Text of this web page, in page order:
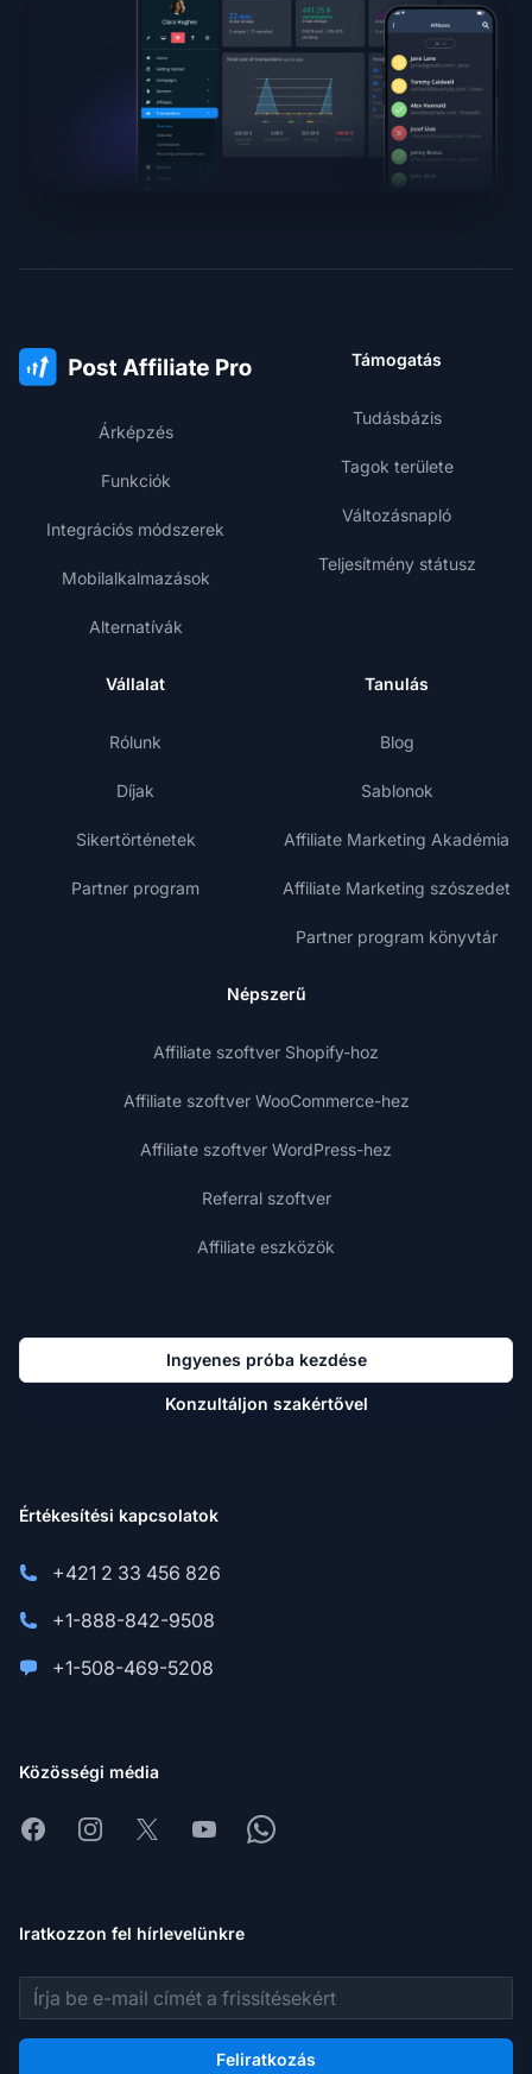
Árképzés
Funkciók
Integrációs módszerek
Mobilalkalmazások
Alternatívák
Támogatás
Tudásbázis
Tagok területe
Változásnapló
Teljesítmény státusz
Vállalat
Rólunk
Díjak
Sikertörténetek
Partner program
Tanulás
Blog
Sablonok
Affiliate Marketing Akadémia
Affiliate Marketing szószedet
Partner program könyvtár
Népszerű
Affiliate szoftver Shopify-hoz
Affiliate szoftver WooCommerce-hez
Affiliate szoftver WordPress-hez
Referral szoftver
Affiliate eszközök
Ingyenes próba kezdése
Konzultáljon szakértővel
Értékesítési kapcsolatok
+421 2 33 456 826
+1-888-842-9508
+1-508-469-5208
Közösségi média
FacebookInstagram
X YoutubeWhatsapp
Iratkozzon fel hírlevelünkre
E-mail cím
Feliratkozás